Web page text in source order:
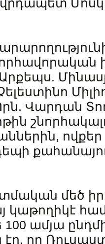
Վարդան
ովքեր
մեծ
կաթողիկէ
ամյա
որ